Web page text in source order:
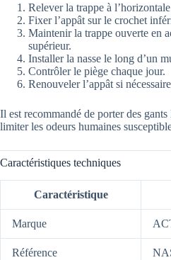
Relever la trappe à
Fixer l’appât sur le crochet
Maintenir la trappe ouverte en
supérieur.
Installer la nasse le long d’un
Contrôler le piège chaque jour.
Renouveler l’appât si
Il est recommandé de porter des
limiter les odeurs humaines
Caractéristiques techniques
Caractéristique
Marque
Référence